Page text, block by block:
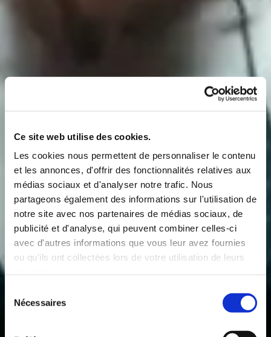
Ce site web utilise des cookies.
Les cookies nous permettent de personnaliser le contenu
et les annonces, d'offrir des fonctionnalités relatives aux
médias sociaux et d'analyser notre trafic. Nous
partageons également des informations sur l'utilisation de
notre site avec nos partenaires de médias sociaux, de
publicité et d'analyse, qui peuvent combiner celles-ci
avec d'autres informations que vous leur avez fournies
ou qu'ils ont collectées lors de votre utilisation de leurs
Nécessaires